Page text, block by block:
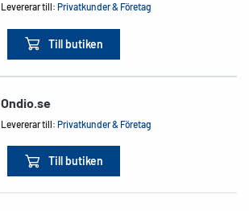
Levererar till:Privatkunder & Företag
Till butiken
Ondio.se
Levererar till:Privatkunder & Företag
Till butiken